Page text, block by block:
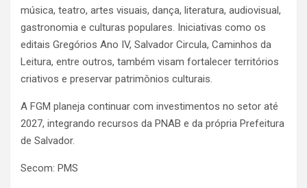
música, teatro, artes visuais, dança, literatura, audiovisual,
gastronomia e culturas populares. Iniciativas como os
editais Gregórios Ano IV, Salvador Circula, Caminhos da
Leitura, entre outros, também visam fortalecer territórios
criativos e preservar patrimônios culturais.
A FGM planeja continuar com investimentos no setor até
2027, integrando recursos da PNAB e da própria Prefeitura
de Salvador.
Secom: PMS